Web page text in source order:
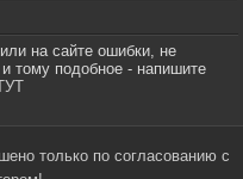
на сайте ошибки, не
тому подобное - напишите
только по согласованию с